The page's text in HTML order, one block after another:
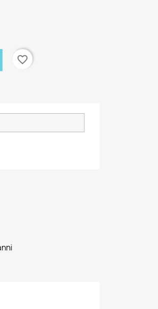
favorite_border